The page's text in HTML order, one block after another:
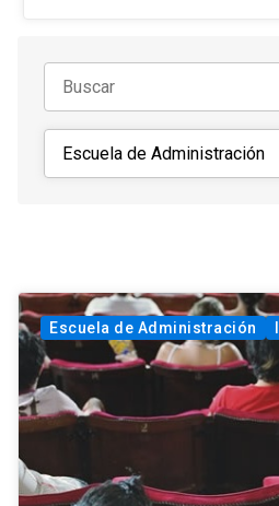
Escuela de Administración